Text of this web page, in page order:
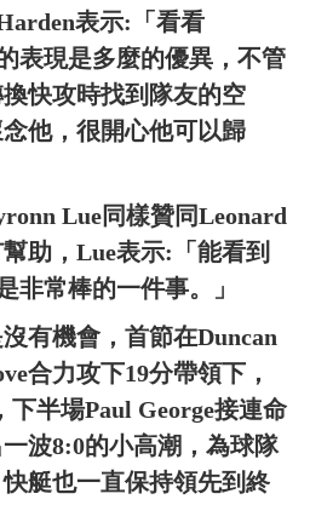
表示:「看看
表現是多麼的優異，不管
快攻時找到隊友的空
他，很開心他可以歸
Lue同樣贊同Leonard
助，Lue表示:「能看到
非常棒的一件事。」
有機會，首節在Duncan
合力攻下19分帶領下，
下半場Paul George接連命
波8:0的小高潮，為球隊
艇也一直保持領先到終